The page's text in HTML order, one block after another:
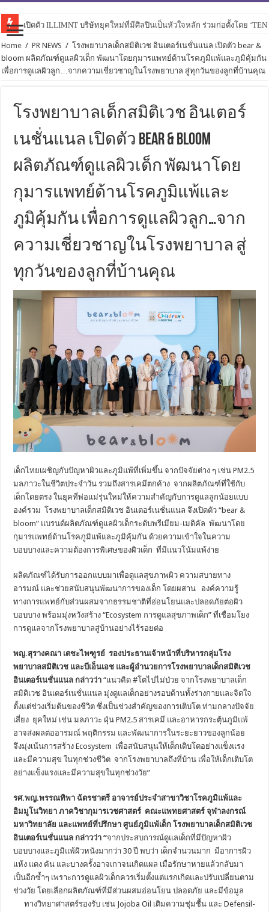
เปิดตัว ILLIMNT บริษัทยุคใหม่ที่มีศิลปินเป็นหัวใจหลัก ร่วมก่อตั้งโดย
Home / PR NEWS / โรงพยาบาลเด็กสมิติเวช อินเตอร์เนชั่นแนล เปิดตัว bear &
bloom ผลิตภัณฑ์ดูแลผิวเด็ก พัฒนาโดยกุมารแพทย์ด้านโรคภูมิแพ้และภูมิคุ้มกัน
เพื่อการดูแลผิวลูก…จากความเชี่ยวชาญในโรงพยาบาล สู่ทุกวันของลูกที่บ้านคุณ
โรงพยาบาลเด็กสมิติเวช อินเตอร์
เนชั่นแนล เปิดตัว bear & bloom
ผลิตภัณฑ์ดูแลผิวเด็ก พัฒนาโดย
กุมารแพทย์ด้านโรคภูมิแพ้และ
ภูมิคุ้มกัน เพื่อการดูแลผิวลูก…จาก
ความเชี่ยวชาญในโรงพยาบาล สู่
ทุกวันของลูกที่บ้านคุณ
เด็กไทยเผชิญกับปัญหาผิวและภูมิแพ้ที่เพิ่มขึ้น จากปัจจัยต่าง ๆ เช่น PM2.5
มลภาวะในชีวิตประจำวัน รวมถึงสารเคมีตกค้าง จากผลิตภัณฑ์ที่ใช้กับ
เด็กโดยตรง ในยุคที่พ่อแม่รุ่นใหม่ให้ความสำคัญกับการดูแลลูกน้อยแบบ
องค์รวม โรงพยาบาลเด็กสมิติเวช อินเตอร์เนชั่นแนล จึงเปิดตัว “bear &
bloom” แบรนด์ผลิตภัณฑ์ดูแลผิวเด็กระดับพรีเมียม-เมดิคัล พัฒนาโดย
กุมารแพทย์ด้านโรคภูมิแพ้และภูมิคุ้มกัน ด้วยความเข้าใจในความ
บอบบางและความต้องการพิเศษของผิวเด็ก ที่มีแนวโน้มแพ้ง่าย
ผลิตภัณฑ์ได้รับการออกแบบมาเพื่อดูแลสุขภาพผิว ความสบายทาง
อารมณ์ และช่วยสนับสนุนพัฒนาการของเด็ก โดยผสาน องค์ความรู้
ทางการแพทย์กับส่วนผสมจากธรรมชาติที่อ่อนโยนและปลอดภัยต่อผิว
บอบบาง พร้อมมุ่งหวังสร้าง “Ecosystem การดูแลสุขภาพเด็ก” ที่เชื่อมโยง
การดูแลจากโรงพยาบาลสู่บ้านอย่างไร้รอยต่อ
พญ.สุรางคณา เตชะไพฑูรย์ รองประธานเจ้าหน้าที่บริหารกลุ่มโรง
พยาบาลสมิติเวช และบีเอ็นเอช และผู้อำนวยการโรงพยาบาลเด็กสมิติเวช
อินเตอร์เนชั่นแนล กล่าวว่า “แนวคิด #โตไปไม่ป่วย จากโรงพยาบาลเด็ก
สมิติเวช อินเตอร์เนชั่นแนล มุ่งดูแลเด็กอย่างรอบด้านทั้งร่างกายและจิตใจ
ตั้งแต่ช่วงเริ่มต้นของชีวิต ซึ่งเป็นช่วงสำคัญของการเติบโต ท่ามกลางปัจจัย
เสี่ยง ยุคใหม่ เช่น มลภาวะ ฝุ่น PM2.5 สารเคมี และอาหารกระตุ้นภูมิแพ้
อาจส่งผลต่ออารมณ์ พฤติกรรม และพัฒนาการในระยะยาวของลูกน้อย
จึงมุ่งเน้นการสร้าง Ecosystem เพื่อสนับสนุนให้เด็กเติบโตอย่างแข็งแรง
และมีความสุข ในทุกช่วงชีวิต จากโรงพยาบาลถึงที่บ้าน เพื่อให้เด็กเติบโต
อย่างแข็งแรงและมีความสุขในทุกช่วงวัย”
รศ.พญ.พรรณทิพา ฉัตรชาตรี อาจารย์ประจำสาขาวิชาโรคภูมิแพ้และ
อิมมูโนวิทยา ภาควิชากุมารเวชศาสตร์ คณะแพทยศาสตร์ จุฬาลงกรณ์
มหาวิทยาลัย และแพทย์ที่ปรึกษา ศูนย์ภูมิแพ้เด็ก โรงพยาบาลเด็กสมิติเวช
อินเตอร์เนชั่นแนล กล่าวว่า“จากประสบการณ์ดูแลเด็กที่มีปัญหาผิว
บอบบางและภูมิแพ้ผิวหนังมากว่า 30 ปี พบว่า เด็กจำนวนมาก มีอาการผิว
แห้ง แดง คัน และบางครั้งอาจเกาจนเกิดแผล เมื่อรักษาหายแล้วกลับมา
เป็นอีกซ้ำๆ เพราะการดูแลผิวเด็กควรเริ่มตั้งแต่แรกเกิดและปรับเปลี่ยนตาม
ช่วงวัย โดยเลือกผลิตภัณฑ์ที่มีส่วนผสมอ่อนโยน ปลอดภัย และมีข้อมูล
ทางวิทยาศาสตร์รองรับ เช่น Jojoba Oil เติมความชุ่มชื้น และ Defensil-